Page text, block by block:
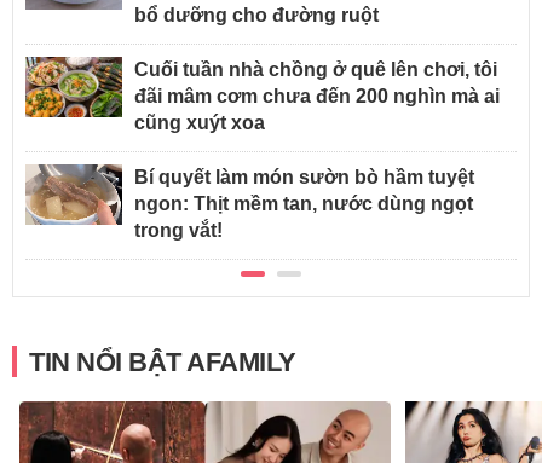
bổ dưỡng cho đường ruột
Cuối tuần nhà chồng ở quê lên chơi, tôi
đãi mâm cơm chưa đến 200 nghìn mà ai
cũng xuýt xoa
Bí quyết làm món sườn bò hầm tuyệt
ngon: Thịt mềm tan, nước dùng ngọt
trong vắt!
TIN NỔI BẬT AFAMILY